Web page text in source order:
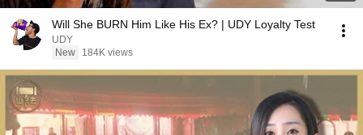
Will She BURN Him Like His Ex? | UDY Loyalty Test
UDY
New
184K views